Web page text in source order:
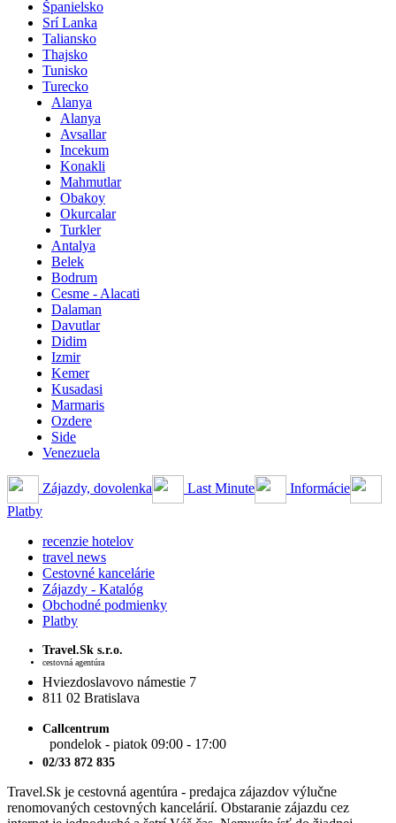
Španielsko
Srí Lanka
Taliansko
Thajsko
Tunisko
Turecko
Alanya
Alanya
Avsallar
Incekum
Konakli
Mahmutlar
Obakoy
Okurcalar
Turkler
Antalya
Belek
Bodrum
Cesme - Alacati
Dalaman
Davutlar
Didim
Izmir
Kemer
Kusadasi
Marmaris
Ozdere
Side
Venezuela
Zájazdy, dovolenka Last Minute
Informácie
Platby
recenzie hotelov
travel news
Cestovné kancelárie
Zájazdy - Katalóg
Obchodné podmienky
Platby
Travel.Sk s.r.o.
cestovná agentúra
Hviezdoslavovo námestie 7
811 02 Bratislava
Callcentrum
pondelok - piatok 09:00 - 17:00
02/33 872 835
Travel.Sk je cestovná agentúra - predajca zájazdov výlučne
renomovaných cestovných kancelárií. Obstaranie zájazdu cez